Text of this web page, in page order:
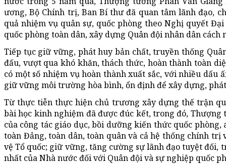
ương, Bộ Chính trị, Ban Bí thư đã quan tâm lãnh đạo,
quả nhiệm vụ quân sự, quốc phòng theo Nghị quyết
quốc phòng toàn dân, xây dựng Quân đội nhân dân
Tiếp tục giữ vững, phát huy bản chất, truyền thống
đấu, vượt qua khó khăn, thách thức, hoàn thành toàn
có một số nhiệm vụ hoàn thành xuất sắc, với nhiều dấu
giữ vững môi trường hòa bình, ổn định để xây dựng,
Từ thực tiễn thực hiện chủ trương xây dựng thế trận
bài học kinh nghiệm đã được đúc kết, trong đó,
của công tác giáo dục, bồi dưỡng kiến thức quốc
toàn Đảng, toàn dân, toàn quân và cả hệ thống chính
vệ Tổ quốc; giữ vững, tăng cường sự lãnh đạo tuyệt
nhất của Nhà nước đối với Quân đội và sự nghiệp quốc